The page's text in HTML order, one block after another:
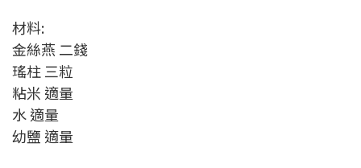
材料:
金絲燕 二錢
瑤柱 三粒
粘米 適量
水 適量
幼鹽 適量